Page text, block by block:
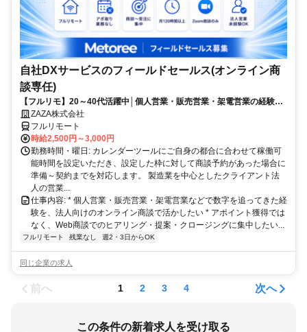
自社DXサービスのフィールドセールス(オンライン商
談専任)
【フルリモ】20～40代活躍中│個人営業・販売営業・架電営業の経験を
法人向け提案営業へステップアップ｜佐々木希さん出演！TVCM放送中
の自社プロダクトを提案
ZAZA株式会社
フルリモート
時給2,500円～3,000円
勤務時間・曜日: カレンダーツールにご自身の都合に合わせて稼働可
能時間を設定いただき、設定した枠に対して商談予約があった場合に
準備～契約までを対応します。 製造業を中心としたクライアント法
人の営業...
仕事内容: * 個人営業・販売営業・架電営業などで数字を追ってきた経
験を、法人向けのオンライン商談で活かしたい * アポイント獲得では
なく、Web商談でのヒアリング・提案・クロージングに集中したい...
フルリモート 残業なし 週2・3日からOK
同じ企業の求人
前へ 1 2 3 4 次へ
この条件の新着求人を受け取る